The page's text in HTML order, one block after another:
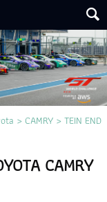
>CAMRY> TEIN END
CAMRY